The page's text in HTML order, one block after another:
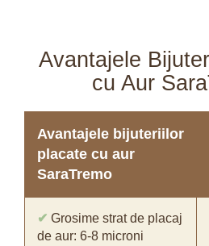
Avantajele
cu Aur
Avantajele bijuteriilor
placate cu aur
SaraTremo
✔ Grosime strat de placaj
de aur: 6-8 microni